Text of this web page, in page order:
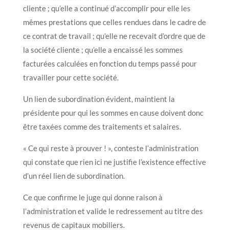
cliente ; qu’elle a continué d’accomplir pour elle les
mêmes prestations que celles rendues dans le cadre de
ce contrat de travail ; qu’elle ne recevait d’ordre que de
la société cliente ; qu’elle a encaissé les sommes
facturées calculées en fonction du temps passé pour
travailler pour cette société.
Un lien de subordination évident, maintient la
présidente pour qui les sommes en cause doivent donc
être taxées comme des traitements et salaires.
« Ce qui reste à prouver ! », conteste l’administration
qui constate que rien ici ne justifie l’existence effective
d’un réel lien de subordination.
Ce que confirme le juge qui donne raison à
l’administration et valide le redressement au titre des
revenus de capitaux mobiliers.